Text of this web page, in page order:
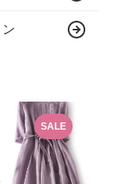
ン
SALE